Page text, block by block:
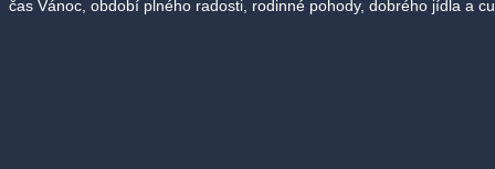
čas Vánoc, období plného radosti, rodinné pohody, dobrého jídla a